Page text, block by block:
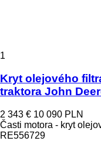
1
Kryt olejového
traktora John
2 343 € 10 090 PLN
Časti motora - kryt
RE556729